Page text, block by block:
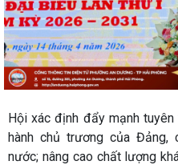
Hội xác định đẩy mạnh
hành chủ trương của Đảng,
nước; nâng cao chất lượng